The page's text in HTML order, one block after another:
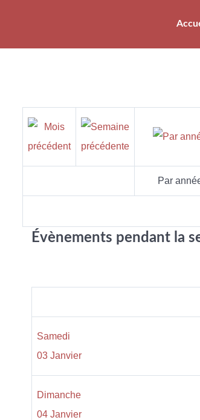
Par
Évènements pendant la
Samedi
03 Janvier
Dimanche
04 Janvier